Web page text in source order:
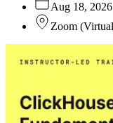
Aug 18, 2026
Zoom (Virtual